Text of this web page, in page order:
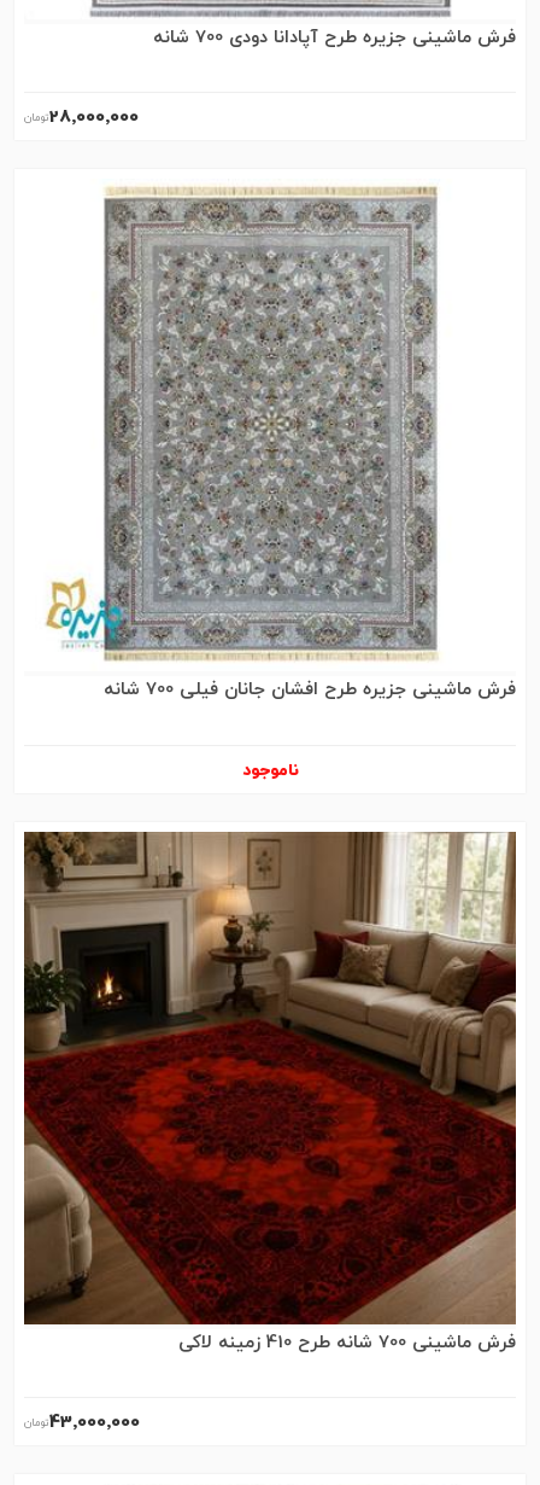
فرش ماشینی جزیره طرح آپادانا دودی 700 شانه
28٬000٬000
فرش ماشینی جزیره طرح افشان جانان فیلی 700 شانه
ناموجود
فرش ماشینی 700 شانه طرح 410 زمینه لاکی
43٬000٬000